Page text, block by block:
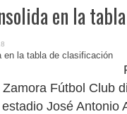
en la
Fútbol Club
José Antonio